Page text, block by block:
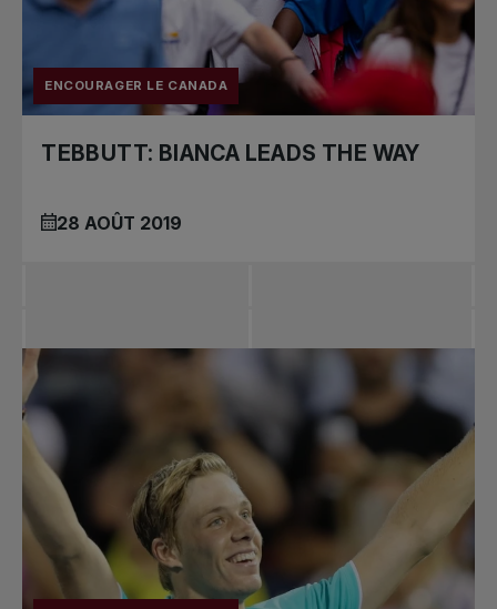
ENCOURAGER LE CANADA
TEBBUTT: BIANCA LEADS THE WAY
28 AOÛT 2019